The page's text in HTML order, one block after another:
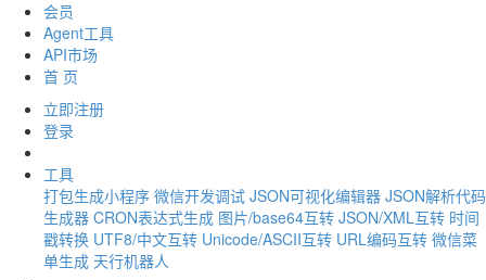
会员
Agent工具
API市场
首 页
立即注册
登录
工具
打包生成小程序 微信开发调试 JSON可视化编辑器 JSON解析代码
生成器 CRON表达式生成 图片/base64互转 JSON/XML互转 时间
戳转换 UTF8/中文互转 Unicode/ASCII互转 URL编码互转 微信菜
单生成 天行机器人